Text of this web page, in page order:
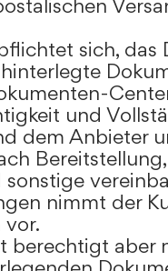
sich, das
und
dem Anbieter
nimmt der
aber